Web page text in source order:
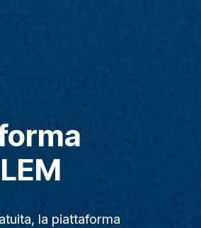
la piattaforma